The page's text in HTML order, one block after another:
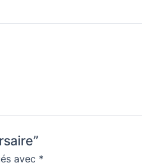
avec *